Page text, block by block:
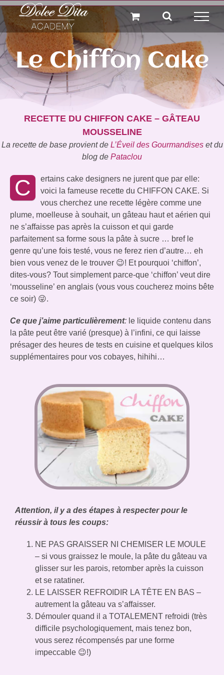
Passer
au
contenu
Le Chiffon Cake
RECETTE DU CHIFFON CAKE – GÂTEAU
MOUSSELINE
La recette de base provient de L’Éveil des Gourmandiseset du
blog de Pataclou
C
ertains cake designers ne jurent que par elle:
voici la fameuse recette du CHIFFON CAKE. Si
vous cherchez une recette légère comme une
plume, moelleuse à souhait, un gâteau haut et aérien qui
ne s’affaisse pas après la cuisson et qui garde
parfaitement sa forme sous la pâte à sucre … bref le
genre qu’une fois testé, vous ne ferez rien d’autre… eh
bien vous venez de le trouver 😉! Et pourquoi ‘chiffon’,
dites-vous? Tout simplement parce-que ‘chiffon’ veut dire
‘mousseline’ en anglais (vous vous coucherez moins bête
ce soir) 😜.
Ce que j’aime particulièrement: le liquide contenu dans
la pâte peut être varié (presque) à l’infini, ce qui laisse
présager des heures de tests en cuisine et quelques kilos
supplémentaires pour vos cobayes, hihihi…
Attention, il y a des étapes à respecter pour le
réussir à tous les coups:
NE PAS GRAISSER NI CHEMISER LE MOULE
– si vous graissez le moule, la pâte du gâteau va
glisser sur les parois, retomber après la cuisson
et se ratatiner.
LE LAISSER REFROIDIR LA TÊTE EN BAS –
autrement la gâteau va s’affaisser.
Démouler quand il a TOTALEMENT refroidi (très
difficile psychologiquement, mais tenez bon,
vous serez récompensés par une forme
impeccable 😉!)